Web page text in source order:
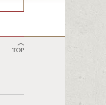
︿
TOP